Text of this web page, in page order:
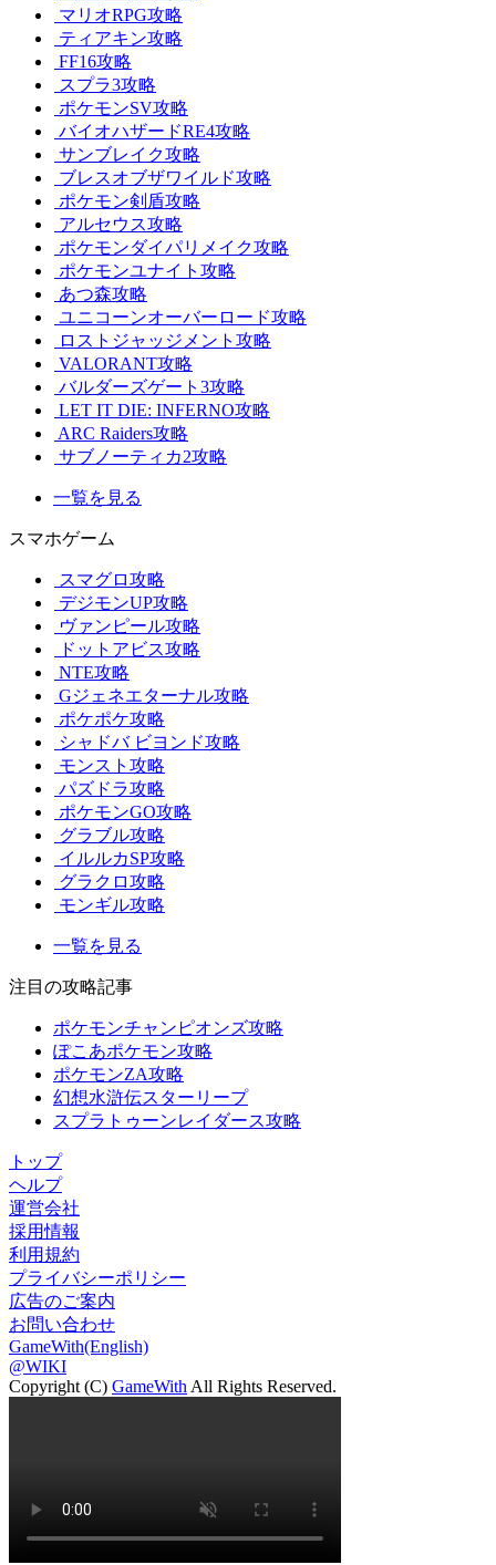
マリオRPG攻略
ティアキン攻略
FF16攻略
スプラ3攻略
ポケモンSV攻略
バイオハザードRE4攻略
サンブレイク攻略
ブレスオブザワイルド攻略
ポケモン剣盾攻略
アルセウス攻略
ポケモンダイパリメイク攻略
ポケモンユナイト攻略
あつ森攻略
ユニコーンオーバーロード攻略
ロストジャッジメント攻略
VALORANT攻略
バルダーズゲート3攻略
LET IT DIE: INFERNO攻略
ARC Raiders攻略
サブノーティカ2攻略
一覧を見る
スマホゲーム
スマグロ攻略
デジモンUP攻略
ヴァンピール攻略
ドットアビス攻略
NTE攻略
Gジェネエターナル攻略
ポケポケ攻略
シャドバ ビヨンド攻略
モンスト攻略
パズドラ攻略
ポケモンGO攻略
グラブル攻略
イルルカSP攻略
グラクロ攻略
モンギル攻略
一覧を見る
注目の攻略記事
ポケモンチャンピオンズ攻略
ぽこあポケモン攻略
ポケモンZA攻略
幻想水滸伝スターリープ
スプラトゥーンレイダース攻略
トップ
ヘルプ
運営会社
採用情報
利用規約
プライバシーポリシー
広告のご案内
お問い合わせ
GameWith(English)
@WIKI
Copyright (C) GameWith All Rights Reserved.